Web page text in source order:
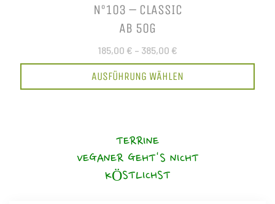
N°103 – CLASSIC
AB 50G
185,00 € – 385,00 €
AUSFÜHRUNG WÄHLEN
TERRINE
VEGANER GEHT'S NICHT
KÖSTLICHST